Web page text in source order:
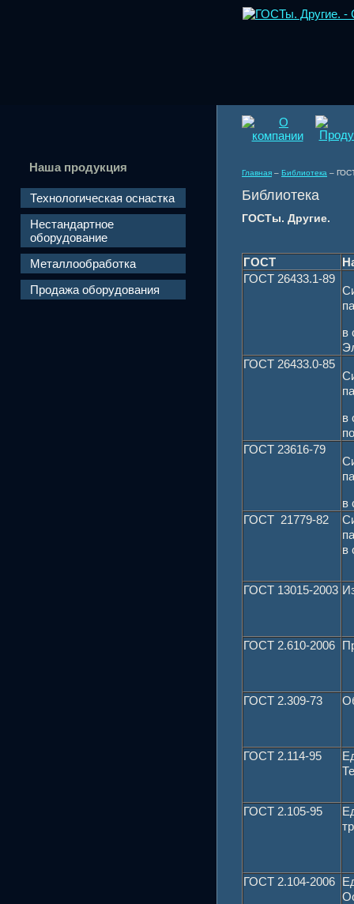
Наша продукция
Технологическая оснастка
Нестандартное
оборудование
Металлообработка
Продажа оборудования
Главная – Библиотека –
Библиотека
ГОСТы. Другие.
ГОСТ
ГОСТ 26433.1-89
в
ГОСТ 26433.0-85
в
ГОСТ 23616-79
в
ГОСТ 21779-82
в
ГОСТ 13015-2003
ГОСТ 2.610-2006
ГОСТ 2.309-73
ГОСТ 2.114-95
ГОСТ 2.105-95
ГОСТ 2.104-2006